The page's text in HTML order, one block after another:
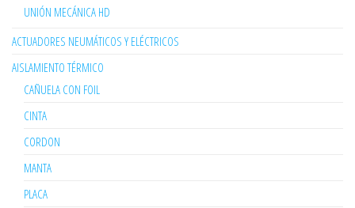
UNIÓN MECÁNICA HD
ACTUADORES NEUMÁTICOS Y ELÉCTRICOS
AISLAMIENTO TÉRMICO
CAÑUELA CON FOIL
CINTA
CORDON
MANTA
PLACA